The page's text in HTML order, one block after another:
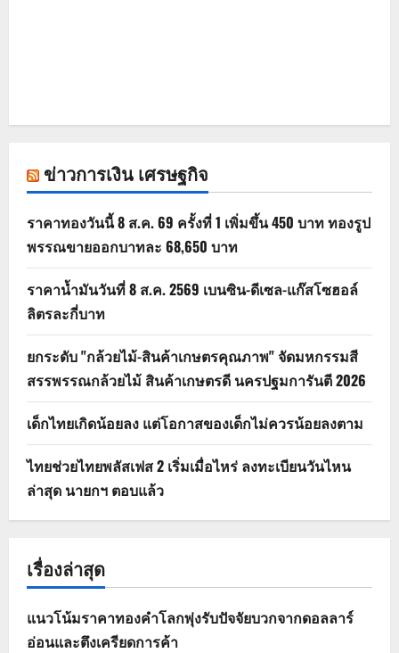
ข่าวการเงิน เศรษฐกิจ
ราคาทองวันนี้ 8 ส.ค. 69 ครั้งที่ 1 เพิ่มขึ้น 450 บาท ทองรูป
พรรณขายออกบาทละ 68,650 บาท
ราคาน้ำมันวันที่ 8 ส.ค. 2569 เบนซิน-ดีเซล-แก๊สโซฮอล์
ลิตรละกี่บาท
ยกระดับ "กล้วยไม้-สินค้าเกษตรคุณภาพ" จัดมหกรรมสี
สรรพรรณกล้วยไม้ สินค้าเกษตรดี นครปฐมการันตี 2026
เด็กไทยเกิดน้อยลง แต่โอกาสของเด็กไม่ควรน้อยลงตาม
ไทยช่วยไทยพลัสเฟส 2 เริ่มเมื่อไหร่ ลงทะเบียนวันไหน
ล่าสุด นายกฯ ตอบแล้ว
เรื่องล่าสุด
แนวโน้มราคาทองคำโลกพุ่งรับปัจจัยบวกจากดอลลาร์
อ่อนและตึงเครียดการค้า